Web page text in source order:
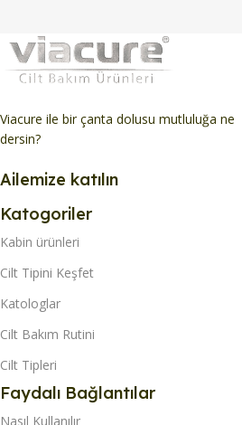
Viacure ile bir çanta dolusu mutluluğa ne
dersin?
Ailemize katılın
Katogoriler
Kabin ürünleri
Cilt Tipini Keşfet
Katologlar
Cilt Bakım Rutini
Cilt Tipleri
Faydalı Bağlantılar
Nasıl Kullanılır